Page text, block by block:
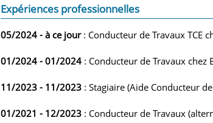
Expériences professionnelles
05/2024 - à ce jour: Conducteur de Travaux TCE
01/2024 - 01/2024 : Conducteur de Travaux
11/2023 - 11/2023 : Stagiaire (Aide Conducteur
01/2021 - 12/2023 : Conducteur de Travaux